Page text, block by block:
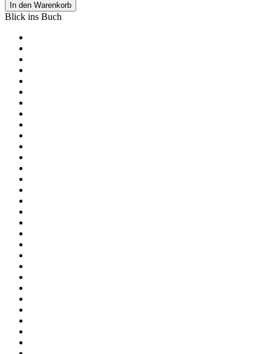
In den Warenkorb
Blick ins Buch